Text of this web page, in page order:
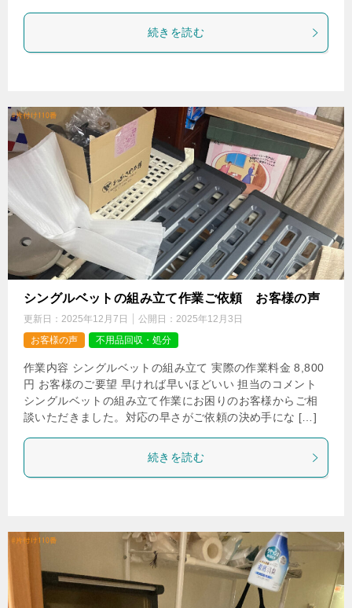
続きを読む
シングルベットの組み立て作業ご依頼 お客様の声
更新日： 2025年12月7日 公開日： 2025年12月3日
お客様の声
不用品回収・処分
作業内容 シングルベットの組み立て 実際の作業料金 8,800
円 お客様のご要望 早ければ早いほどいい 担当のコメント
シングルベットの組み立て作業にお困りのお客様からご相
談いただきました。対応の早さがご依頼の決め手にな […]
続きを読む